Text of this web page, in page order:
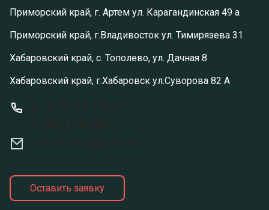
Приморский край, г. Артем ул. Карагандинская 49 а
Приморский край, г.Владивосток ул. Тимирязева 31
Хабаровский край, с. Тополево, ул. Дачная 8
Хабаровский край, г.Хабаровск ул.Суворова 82 А
Оставить заявку